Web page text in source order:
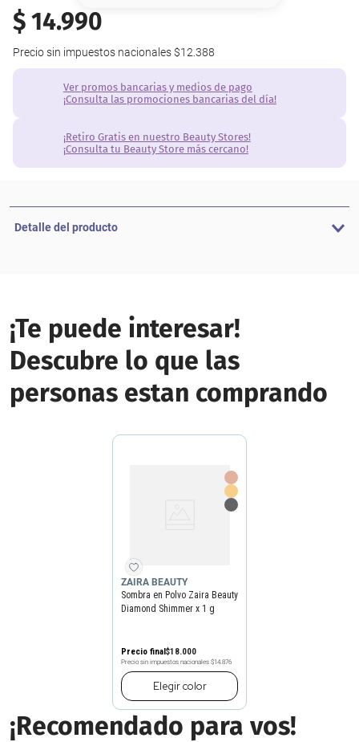
$14.990
Precio sin impuestos nacionales $12.388
Ver promos bancarias y medios de pago
¡Consulta las promociones bancarias del día!
¡Retiro Gratis en nuestro Beauty Stores!
¡Consulta tu Beauty Store más cercano!
Detalle del producto
¡Te puede interesar!
Descubre lo que las
personas estan comprando
ZAIRA BEAUTY
Sombra en Polvo Zaira Beauty
Diamond Shimmer x 1 g
Precio final$18.000
Precio sin impuestos nacionales $14.876
Elegircolor
¡Recomendado para vos!
9.
10